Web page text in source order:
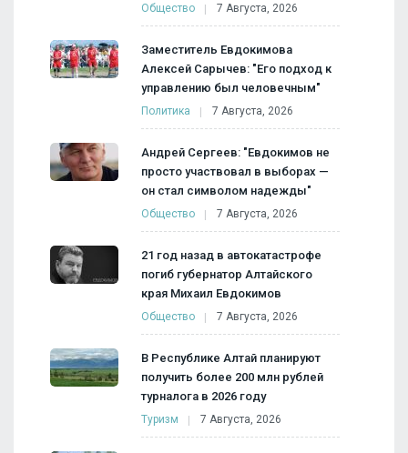
Общество 7 Августа, 2026
Заместитель Евдокимова
Алексей Сарычев: "Его подход к
управлению был человечным"
Политика 7 Августа, 2026
Андрей Сергеев: "Евдокимов не
просто участвовал в выборах —
он стал символом надежды"
Общество 7 Августа, 2026
21 год назад в автокатастрофе
погиб губернатор Алтайского
края Михаил Евдокимов
Общество 7 Августа, 2026
В Республике Алтай планируют
получить более 200 млн рублей
турналога в 2026 году
Туризм 7 Августа, 2026